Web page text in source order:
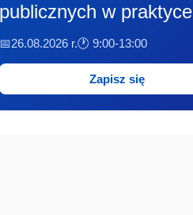
publicznych w praktyce
📅26.08.2026 r.🕐 9:00-13:00
Zapisz się